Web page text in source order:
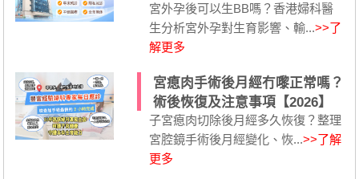
宮外孕後可以生BB嗎？香港婦科醫
生分析宮外孕對生育影響、輸...>>了
解更多
宮瘜肉手術後月經冇嚟正常嗎？
術後恢復及注意事項【2026】
子宮瘜肉切除後月經多久恢復？整理
宮腔鏡手術後月經變化、恢...>>了解
更多